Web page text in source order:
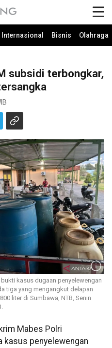
Internasional Bisnis Olahraga
subsidi terbongkar,
kasus dugaan penyelewengan
tiga yang mengangkut delapan
liter di Sumbawa, NTB, Senin
Mabes Polri
kasus penyelewengan